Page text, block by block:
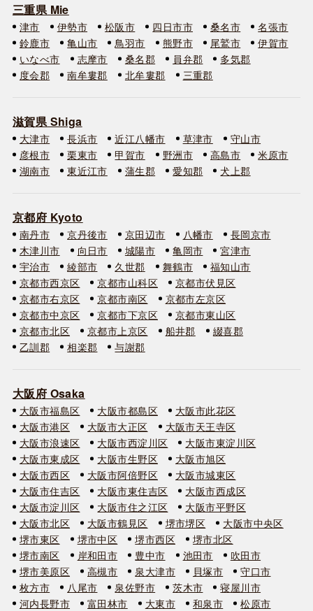
三重県 Mie
津市 伊勢市 松阪市 四日市市 桑名市
名張市
鈴鹿市
亀山市 鳥羽市 熊野市 尾鷲市
伊賀市
いなべ市
志摩市 桑名郡 員弁郡
多気郡
度会郡
南牟婁郡 北牟婁郡 三重郡
滋賀県 Shiga
大津市 長浜市 近江八幡市 草津市
守山市
彦根市
栗東市 甲賀市 野洲市 高島市
米原市
湖南市
東近江市 蒲生郡 愛知郡 犬上郡
京都府 Kyoto
南丹市 京丹後市 京田辺市 八幡市
長岡京市
木津川市
向日市 城陽市 亀岡市
宮津市
宇治市
綾部市 久世郡 舞鶴市
福知山市
京都市西京区
京都市山科区
京都市伏見区
京都市右京区
京都市南区
京都市左京区
京都市中京区
京都市下京区
京都市東山区
京都市北区
京都市上京区 船井郡
綴喜郡
乙訓郡
相楽郡 与謝郡
大阪府 Osaka
大阪市福島区 大阪市都島区
大阪市此花区
大阪市港区
大阪市大正区
大阪市天王寺区
大阪市浪速区
大阪市西淀川区
大阪市東淀川区
大阪市東成区
大阪市生野区
大阪市旭区
大阪市西区
大阪市阿倍野区
大阪市城東区
大阪市住吉区
大阪市東住吉区
大阪市西成区
大阪市淀川区
大阪市住之江区
大阪市平野区
大阪市北区
大阪市鶴見区 堺市堺区
大阪市中央区
堺市東区
堺市中区 堺市西区
堺市北区
堺市南区
岸和田市 豊中市 池田市
吹田市
堺市美原区
高槻市 泉大津市 貝塚市
守口市
枚方市
八尾市 泉佐野市 茨木市
寝屋川市
河内長野市
富田林市 大東市 和泉市
松原市